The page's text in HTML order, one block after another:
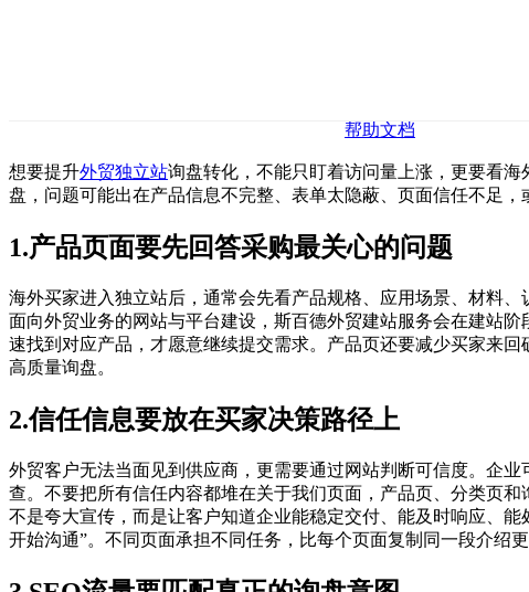
帮助文档
想要提升外贸独立站询盘转化，不能只盯着访问量上涨，更要看
盘，问题可能出在产品信息不完整、表单太隐蔽、页面信任不足
1.产品页面要先回答采购最关心的问题
海外买家进入独立站后，通常会先看产品规格、应用场景、材料
面向外贸业务的网站与平台建设，斯百德外贸建站服务会在建站
速找到对应产品，才愿意继续提交需求。产品页还要减少买家来
高质量询盘。
2.信任信息要放在买家决策路径上
外贸客户无法当面见到供应商，更需要通过网站判断可信度。企
查。不要把所有信任内容都堆在关于我们页面，产品页、分类页
不是夸大宣传，而是让客户知道企业能稳定交付、能及时响应、
开始沟通”。不同页面承担不同任务，比每个页面复制同一段介绍